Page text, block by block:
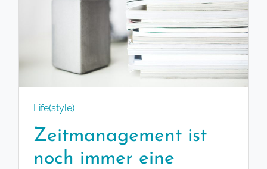
Life(style)
Zeitmanagement ist
noch immer eine